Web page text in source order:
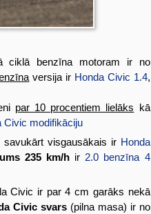
ciklā benzīna motoram ir no
versija ir Honda Civic 1.4,
par 10 procentiem lielāks kā
Civic modifikāciju
savukārt visgausākais ir Honda
235 km/h ir2.0 benzīna 4
Civic ir par 4 cm garāks nekā
Civic svars(pilna masa) ir no